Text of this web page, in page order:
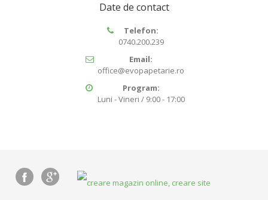
Date de contact
Telefon:
0740.200.239
Email:
office@evopapetarie.ro
Program:
Luni - Vineri / 9:00 - 17:00